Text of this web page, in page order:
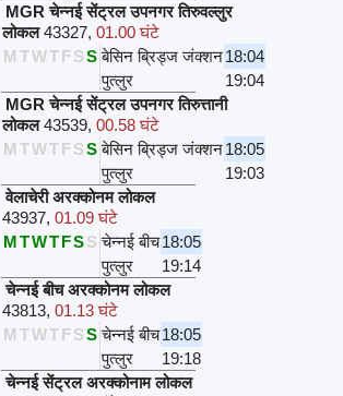
MGR चेन्नई सेंट्रल उपनगर तिरुवल्लुर
लोकल 43327, 01.00 घंटे
M TWTFSS बेसिन ब्रिड्ज जंक्शन18:04
पुत्लुर
19:04
MGR चेन्नई सेंट्रल उपनगर तिरुत्तानी
लोकल 43539, 00.58 घंटे
M TWTFSS बेसिन ब्रिड्ज जंक्शन18:05
पुत्लुर
19:03
वेलाचेरी अरक्कोनम लोकल
43937, 01.09 घंटे
MTWTFSS चेन्नई बीच18:05
पुत्लुर
19:14
चेन्नई बीच अरक्कोनम लोकल
43813, 01.13 घंटे
M TWTFSS चेन्नई बीच18:05
पुत्लुर
19:18
चेन्नई सेंट्रल अरक्कोनाम लोकल